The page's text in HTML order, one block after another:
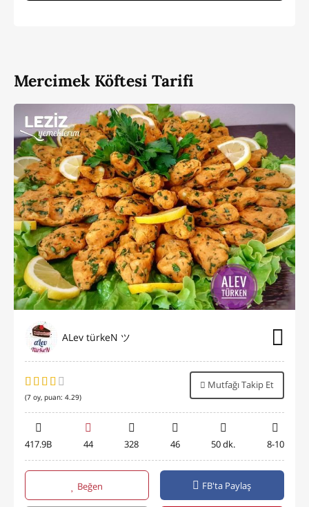
Mercimek Köftesi Tarifi
ALev türkeN ツ
(7 oy, puan: 4.29)
Mutfağı Takip Et
417.9B 44 328 46 50 dk. 8-10
Beğen FB'ta Paylaş